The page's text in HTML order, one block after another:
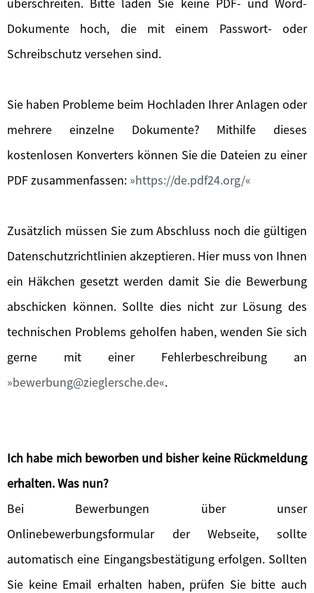
Dokumente hoch, die mit einem Passwort- oder
Schreibschutz versehen sind.
Sie haben Probleme beim Hochladen Ihrer Anlagen oder
mehrere einzelne Dokumente? Mithilfe dieses
kostenlosen Konverters können Sie die Dateien zu einer
PDF zusammenfassen: https://de.pdf24.org/
Zusätzlich müssen Sie zum Abschluss noch die gültigen
Datenschutzrichtlinien akzeptieren. Hier muss von Ihnen
ein Häkchen gesetzt werden damit Sie die Bewerbung
abschicken können. Sollte dies nicht zur Lösung des
technischen Problems geholfen haben, wenden Sie sich
gerne mit einer Fehlerbeschreibung an
bewerbung@zieglersche.de .
Ich habe mich beworben und bisher keine Rückmeldung
erhalten. Was nun?
Bei Bewerbungen über unser
Onlinebewerbungsformular der Webseite, sollte
automatisch eine Eingangsbestätigung erfolgen. Sollten
Sie keine Email erhalten haben, prüfen Sie bitte auch